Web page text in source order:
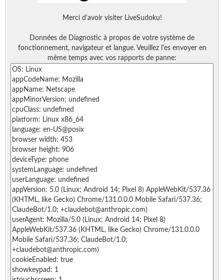
Merci d'avoir visiter LiveSudoku!
Données de Diagnostic à propos de votre système de
fonctionnement, navigateur et langue. Veuillez l'es envoyer en
même temps avec vos rapports de panne: